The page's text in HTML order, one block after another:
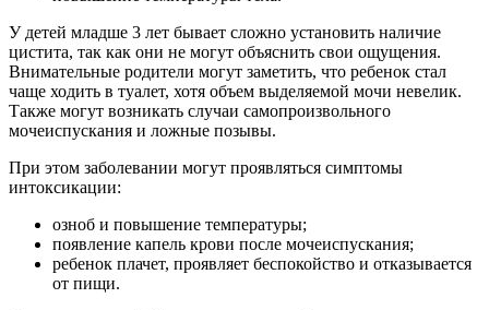
У детей младше 3 лет бывает сложно установить наличие
цистита, так как они не могут объяснить свои ощущения.
Внимательные родители могут заметить, что ребенок стал
чаще ходить в туалет, хотя объем выделяемой мочи невелик.
Также могут возникать случаи самопроизвольного
мочеиспускания и ложные позывы.
При этом заболевании могут проявляться симптомы
интоксикации:
озноб и повышение температуры;
появление капель крови после мочеиспускания;
ребенок плачет, проявляет беспокойство и отказывается
от пищи.